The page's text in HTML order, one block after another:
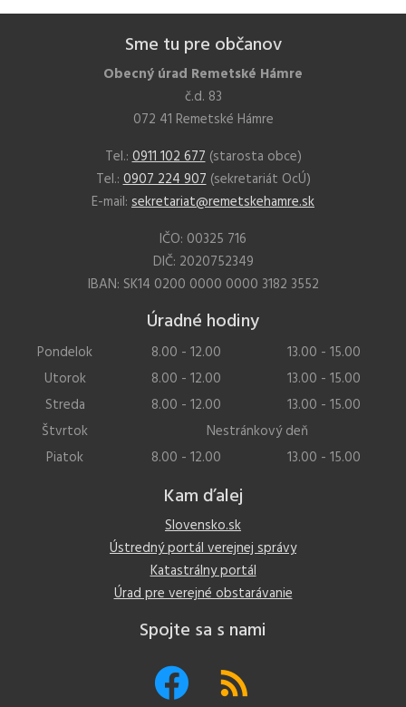
Sme tu pre občanov
Obecný úrad Remetské Hámre
č.d. 83
072 41 Remetské Hámre
Tel.:0911 102 677(starosta obce)
Tel.:0907 224 907(sekretariát OcÚ)
E-mail: sekretariat@remetskehamre.sk
IČO: 00325 716
DIČ: 2020752349
IBAN: SK14 0200 0000 0000 3182 3552
Úradné hodiny
Pondelok 8.00 - 12.00
13.00 - 15.00
Utorok
8.00 - 12.00
13.00 - 15.00
Streda
8.00 - 12.00
13.00 - 15.00
Štvrtok
Nestránkový deň
Piatok
8.00 - 12.00 13.00 - 15.00
Kam ďalej
Slovensko.sk
Ústredný portál verejnej správy
Katastrálny portál
Úrad pre verejné obstarávanie
Spojte sa s nami